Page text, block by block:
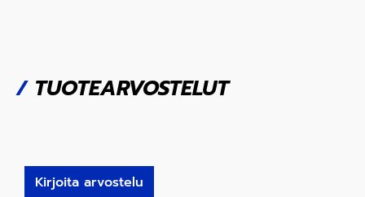
/TUOTEARVOSTELUT
Kirjoita arvostelu